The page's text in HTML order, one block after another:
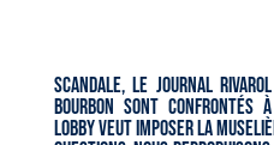
Scandale, le journal
Bourbon sont confrontés
LOBBY veut imposer la